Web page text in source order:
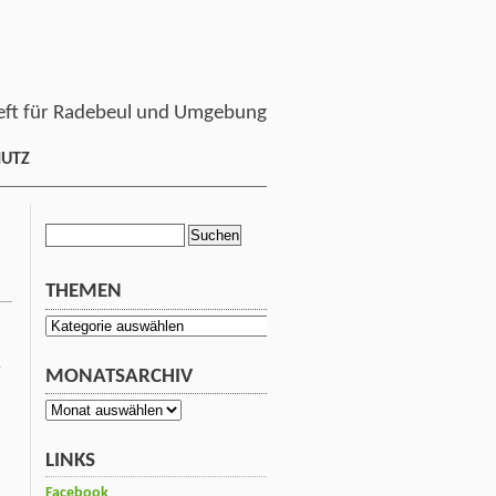
für Radebeul und Umgebung
THEMEN
Themen
MONATSARCHIV
Monatsarchiv
LINKS